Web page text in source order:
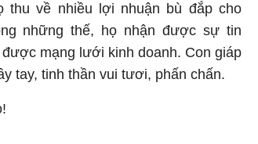
thu về nhiều lợi nhuận bù đắp cho
những thế, họ nhận được sự tin
mạng lưới kinh doanh. Con giáp
tay, tinh thần vui tươi, phấn chấn.